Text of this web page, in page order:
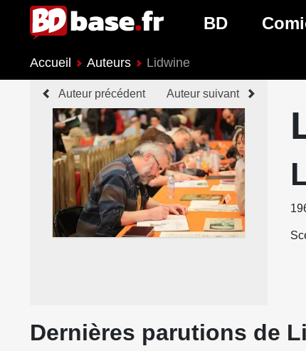
BD
Prochaines
Genres BD
Accueil Auteurs Lidwine
Auteur précédent Auteur suivant
Dernières parutions de